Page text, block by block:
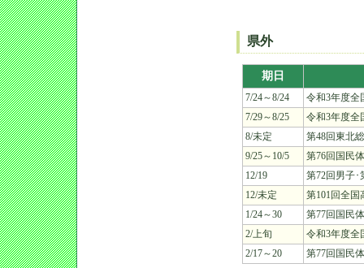
県外
期日
7/24～8/24
令和3年度全
7/29～8/25
令和3年度全
8/未定
第48回東北
9/25～10/5
第76回国民
12/19
第72回男子･
12/未定
第101回全
1/24～30
第77回国民
2/上旬
令和3年度全
2/17～20
第77回国民